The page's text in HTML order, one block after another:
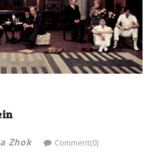
Zhok Comment(0)